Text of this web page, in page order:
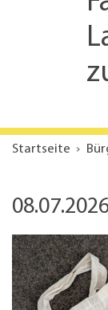
Startseite